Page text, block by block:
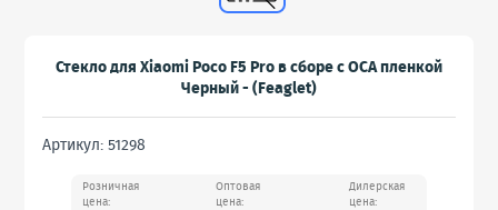
Стекло для Xiaomi Poco F5 Pro в сборе с OCA пленкой
Черный - (Feaglet)
Артикул: 51298
Розничная
цена:
Оптовая
цена:
Дилерская
цена: